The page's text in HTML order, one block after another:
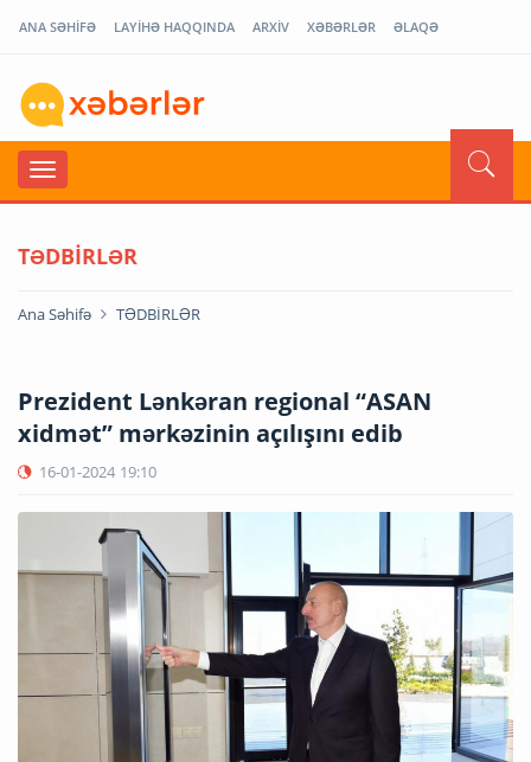
ANA SƏHİFƏ LAYİHƏ HAQQINDA ARXİV XƏBƏRLƏR ƏLAQƏ
TƏDBİRLƏR
Ana Səhifə TƏDBİRLƏR
Prezident Lənkəran regional “ASAN
xidmət” mərkəzinin açılışını edib
16-01-2024 19:10